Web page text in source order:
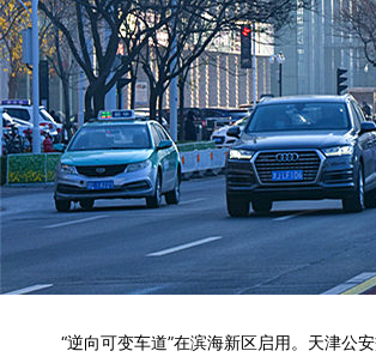
“逆向可变车道”在滨海新区启用。天津公